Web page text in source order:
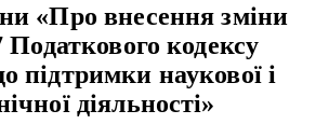
«Про внесення зміни
Податкового кодексу
підтримки наукової і
діяльності»